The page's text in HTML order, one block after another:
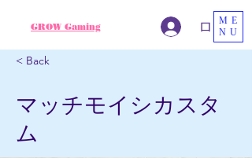
GROW Gaming ログイン
ME
NU
< Back
マッチモイシカスタ
ム